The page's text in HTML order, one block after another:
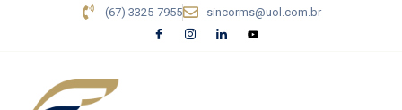
(67) 3325-7955 sincorms@uol.com.br